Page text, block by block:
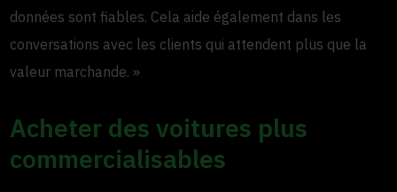
données sont fiables. Cela aide également dans les
conversations avec les clients qui attendent plus que la
valeur marchande. »
Acheter des voitures plus
commercialisables